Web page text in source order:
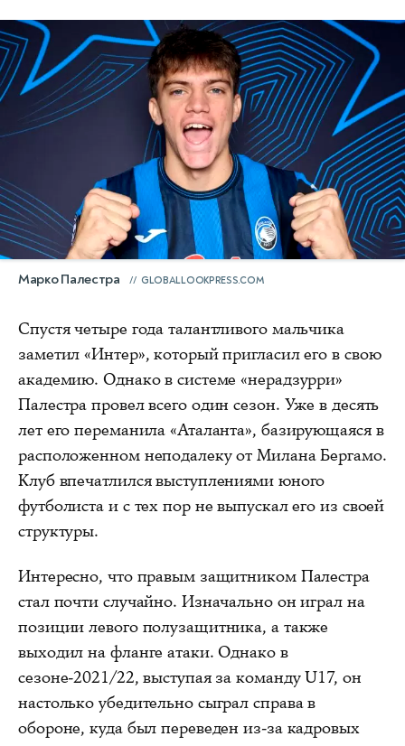
Марко Палестра GLOBALLOOKPRESS.COM
Спустя четыре года талантливого мальчика
заметил «Интер», который пригласил его в свою
академию. Однако в системе «нерадзурри»
Палестра провел всего один сезон. Уже в десять
лет его переманила «Аталанта», базирующаяся в
расположенном неподалеку от Милана Бергамо.
Клуб впечатлился выступлениями юного
футболиста и с тех пор не выпускал его из своей
структуры.
Интересно, что правым защитником Палестра
стал почти случайно. Изначально он играл на
позиции левого полузащитника, а также
выходил на фланге атаки. Однако в
сезоне-2021/22, выступая за команду U17, он
настолько убедительно сыграл справа в
обороне, куда был переведен из-за кадровых